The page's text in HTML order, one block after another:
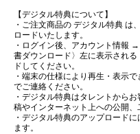
【デジタル特典について】
・ご注文商品の デジタル特典 は
ロードいたします。
・ログイン後、アカウント情報
書ダウンロード〉左に表示され
ドしてください。
・端末の仕様により再生・表示
でご連絡ください。
・デジタル特典はタレントから
稿やインターネット上への公開、
・デジタル特典のアップロード
ます。